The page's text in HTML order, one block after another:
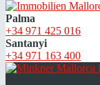
Palma
+34 971 425 016
Santanyi
+34 971 163 400